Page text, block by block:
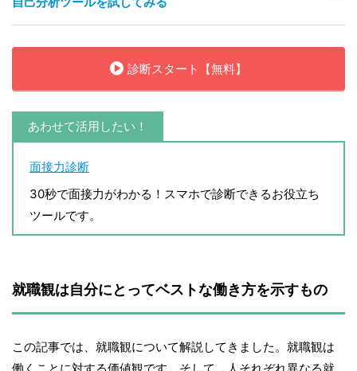
診断スタート【無料】
あわせて活用したい！
面接力診断
30秒で面接力がわかる！スマホで診断できるお役立ち
ツールです。
就職観は自分にとってベストな働き方を示すもの
この記事では、就職観について解説してきました。就職観は